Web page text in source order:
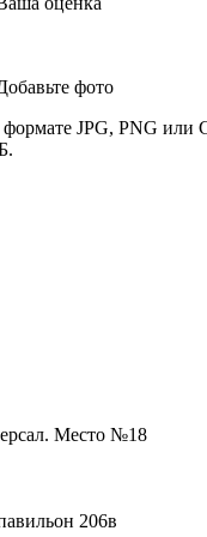
фото
JPG, PNG или
Место №18
206в